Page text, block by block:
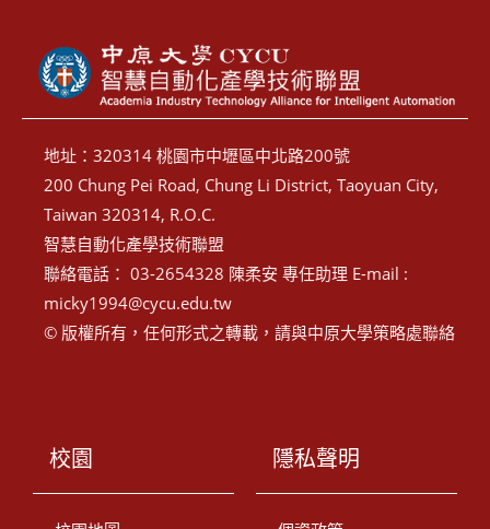
地址：320314 桃園市中壢區中北路200號
200 Chung Pei Road, Chung Li District, Taoyuan City,
Taiwan 320314, R.O.C.
智慧自動化產學技術聯盟
聯絡電話： 03-2654328 陳柔安 專任助理 E-mail :
micky1994@cycu.edu.tw
© 版權所有，任何形式之轉載，請與中原大學策略處聯絡
校園 隱私聲明